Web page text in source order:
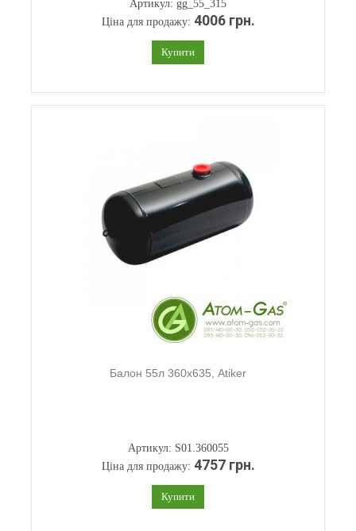
Артикул: gg_55_315
Ціна для продажу: 4006 грн.
Купити
Балон 55л 360х635, Atiker
Артикул: S01.360055
Ціна для продажу: 4757 грн.
Купити